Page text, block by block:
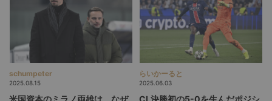
schumpeter
2025.08.15
米国資本のミラノ両雄は、なぜ
らいかーると
2025.06.03
CL決勝初の5-0を生んだポジシ